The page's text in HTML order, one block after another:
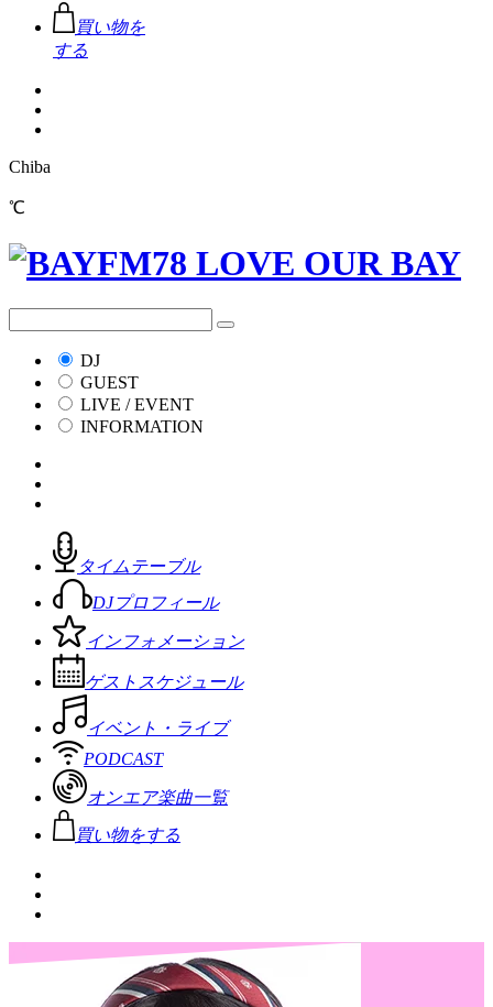
買い物を
する
Chiba
℃
DJ
GUEST
LIVE / EVENT
INFORMATION
タイムテーブル
DJプロフィール
インフォメーション
ゲストスケジュール
イベント・ライブ
PODCAST
オンエア楽曲一覧
買い物をする